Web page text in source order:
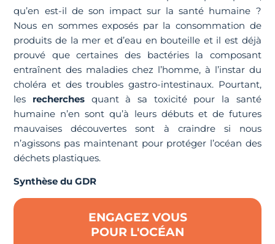
qu’en est-il de son impact sur la santé humaine ?
Nous en sommes exposés par la consommation de
produits de la mer et d’eau en bouteille et il est déjà
prouvé que certaines des bactéries la composant
entraînent des maladies chez l’homme, à l’instar du
choléra et des troubles gastro-intestinaux. Pourtant,
les recherches quant à sa toxicité pour la santé
humaine n’en sont qu’à leurs débuts et de futures
mauvaises découvertes sont à craindre si nous
n’agissons pas maintenant pour protéger l’océan des
déchets plastiques.
Synthèse du GDR
ENGAGEZ VOUS
POUR L'OCÉAN